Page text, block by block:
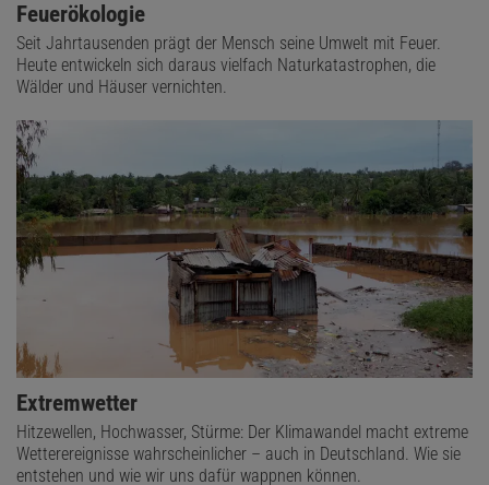
Feuerökologie
Seit Jahrtausenden prägt der Mensch seine Umwelt mit Feuer.
Heute entwickeln sich daraus vielfach Naturkatastrophen, die
Wälder und Häuser vernichten.
Extremwetter
Hitzewellen, Hochwasser, Stürme: Der Klimawandel macht extreme
Wetterereignisse wahrscheinlicher – auch in Deutschland. Wie sie
entstehen und wie wir uns dafür wappnen können.